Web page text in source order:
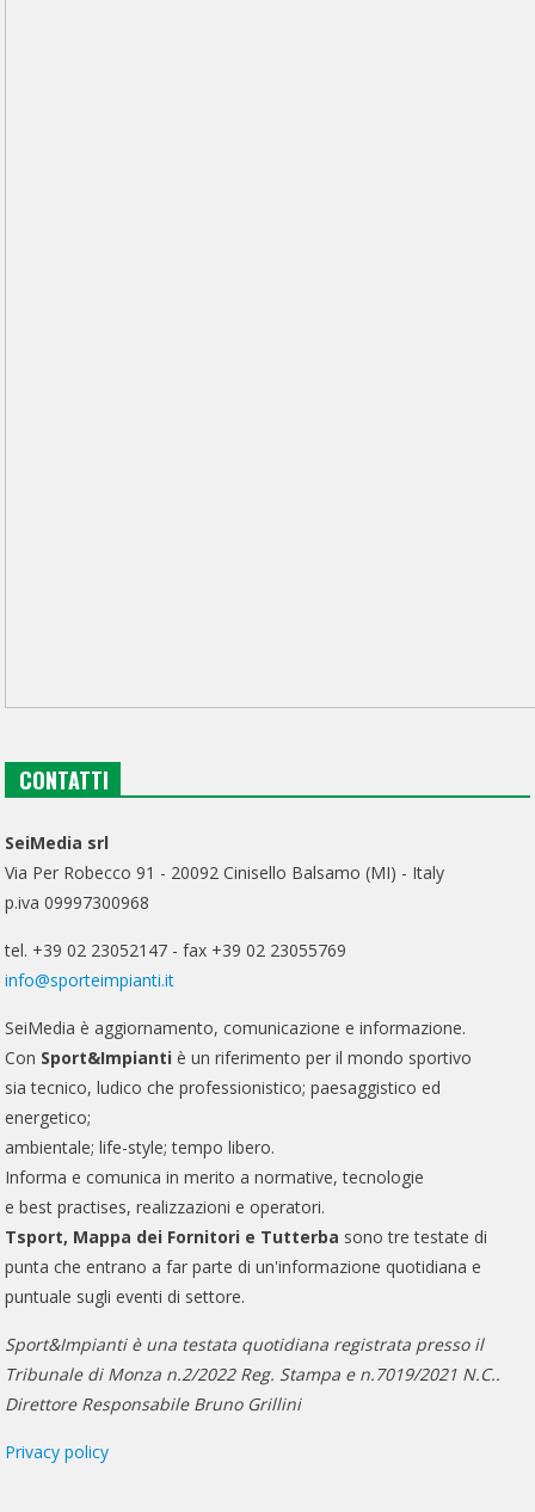
CONTATTI
SeiMedia srl
Via Per Robecco 91 - 20092 Cinisello Balsamo (MI) - Italy
p.iva 09997300968
tel. +39 02 23052147 - fax +39 02 23055769
info@sporteimpianti.it
SeiMedia è aggiornamento, comunicazione e informazione.
Con Sport&Impianti è un riferimento per il mondo sportivo
sia tecnico, ludico che professionistico; paesaggistico ed
energetico;
ambientale; life-style; tempo libero.
Informa e comunica in merito a normative, tecnologie
e best practises, realizzazioni e operatori.
Tsport, Mappa dei Fornitori e Tutterba sono tre testate di
punta che entrano a far parte di un'informazione quotidiana e
puntuale sugli eventi di settore.
Sport&Impianti è una testata quotidiana registrata presso il
Tribunale di Monza n.2/2022 Reg. Stampa e n.7019/2021 N.C..
Direttore Responsabile Bruno Grillini
Privacy policy